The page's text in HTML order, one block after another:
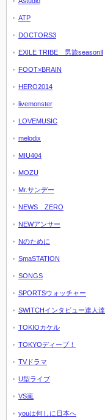
ATP
DOCTORS3
EXILE TRIBE 男旅seasonⅡ
FOOT×BRAIN
HERO2014
livemonster
LOVEMUSIC
melodix
MIU404
MOZU
Mr.サンデー
NEWS ZERO
NEWアンサー
Nのために
SmaSTATION
SONGS
SPORTSウォッチャー
SWITCHインタビュー達人達
TOKIOカケル
TOKYOディープ！
TVドラマ
U型ライブ
VS嵐
youは何しに日本へ